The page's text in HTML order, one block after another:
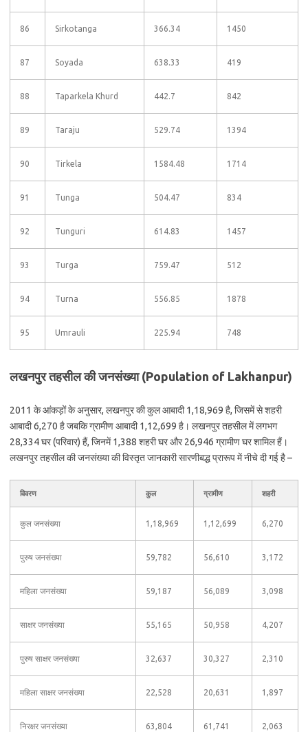
86 Sirkotanga 366.34 1450
87 Soyada 638.33 419
88 Taparkela Khurd 442.7 842
89 Taraju 529.74 1394
90 Tirkela 1584.48 1714
91 Tunga 504.47 834
92 Tunguri 614.83 1457
93 Turga 759.47 512
94 Turna 556.85 1878
95 Umrauli 225.94 748
लखनपुर तहसील की जनसंख्या (Population of Lakhanpur)
2011 के आंकड़ों के अनुसार, लखनपुर की कुल आबादी 1,18,969 है, जिसमें से शहरी
आबादी 6,270 है जबकि ग्रामीण आबादी 1,12,699 है। लखनपुर तहसील में लगभग
28,334 घर (परिवार) हैं, जिनमें 1,388 शहरी घर और 26,946 ग्रामीण घर शामिल हैं।
लखनपुर तहसील की जनसंख्या की विस्तृत जानकारी सारणीबद्ध प्रारूप में नीचे दी गई है –
विवरण कुल ग्रामीण शहरी
कुल जनसंख्या 1,18,969 1,12,699 6,270
पुरुष जनसंख्या 59,782 56,610 3,172
महिला जनसंख्या 59,187 56,089 3,098
साक्षर जनसंख्या 55,165 50,958 4,207
पुरुष साक्षर जनसंख्या 32,637 30,327 2,310
महिला साक्षर जनसंख्या 22,528 20,631 1,897
निरक्षर जनसंख्या 63,804 61,741 2,063